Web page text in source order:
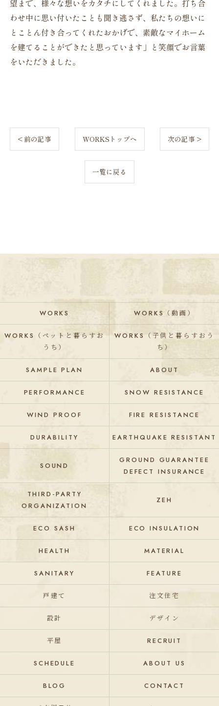
望まで、様々な想いをカタチにしてくれました。打ち合
わせ中に思い付いたことも聞き逃さず、私たちの想いに
とことん付き合ってくれたおかげで、素敵なマイホーム
を建てることができたと思っています」と笑顔でお言葉
をいただきました。
< 前の記事 WORKSトップへ 次の記事 >
一覧に戻る
WORKS WORKS（動画）
WORKS（ペットと暮らすお
うち）
WORKS（子供と暮らすおう
ち）
SAMPLE PLAN ABOUT
PERFORMANCE SNOW RESISTANCE
WIND PROOF FIRE RESISTANCE
DURABILITY EARTHQUAKE RESISTANT
SOUND
GROUND GUARANTEE
DEFECT INSURANCE
THIRD-PARTY
ORGANIZATION
ZEH
ECO SASH ECO INSULATION
HEALTH MATERIAL
SANITARY FEATURE
戸建て 注文住宅
設計 デザイン
平屋 RECRUIT
SCHEDULE ABOUT US
BLOG CONTACT